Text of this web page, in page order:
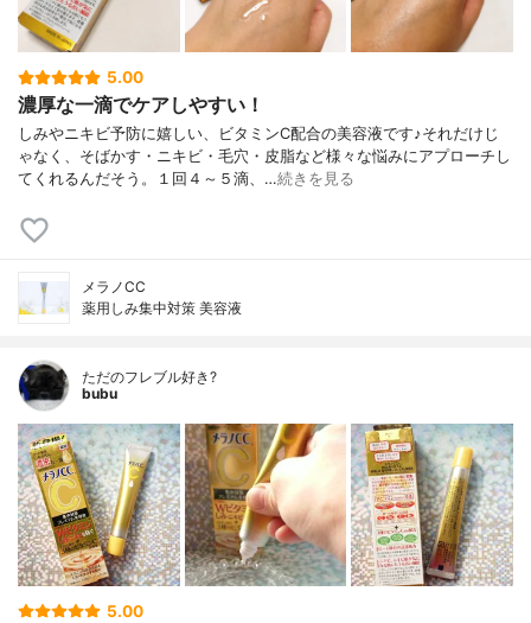
5.00
濃厚な一滴でケアしやすい！
しみやニキビ予防に嬉しい、ビタミンC配合の美容液です♪それだけじ
ゃなく、そばかす・ニキビ・毛穴・皮脂など様々な悩みにアプローチし
てくれるんだそう。１回４～５滴、…続きを見る
メラノCC
薬用しみ集中対策 美容液
ただのフレブル好き?
bubu
5.00